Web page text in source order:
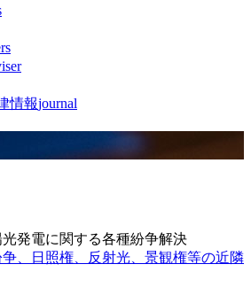
情報journal
発電に関する各種紛争解決
、日照権、反射光、景観権等の近隣